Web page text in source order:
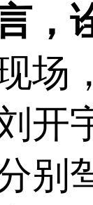
，
场
开
别